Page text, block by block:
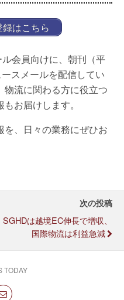
はこちら
会員向けに、朝刊（平
スメールを配信してい
物流に関わる方に役立つ
お届けします。
を、日々の業務にぜひお
次の投稿
SGHDは越境EC伸長で増収、
国際物流は利益急減
TODAY